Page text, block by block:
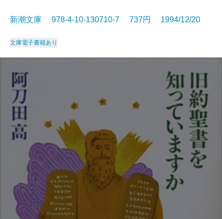
新潮文庫 978-4-10-130710-7 737円 1994/12/20
文庫電子書籍あり